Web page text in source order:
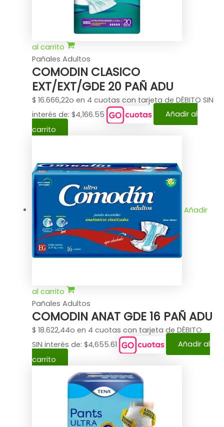
al carrito
Pañales Adultos
COMODIN CLASICO
EXT/EXT/GDE 20 PAÑ ADU
$ 16.666,22o en 4 cuotas con tarjeta de DÉBITO SIN
interés de: $4,166.55
Añadir al
carrito
Añadir
al carrito
Pañales Adultos
COMODIN ANAT GDE 16 PAÑ ADU
$ 18.622,44o en 4 cuotas con tarjeta de DÉBITO
SIN interés de: $4,655.61
Añadir al
carrito